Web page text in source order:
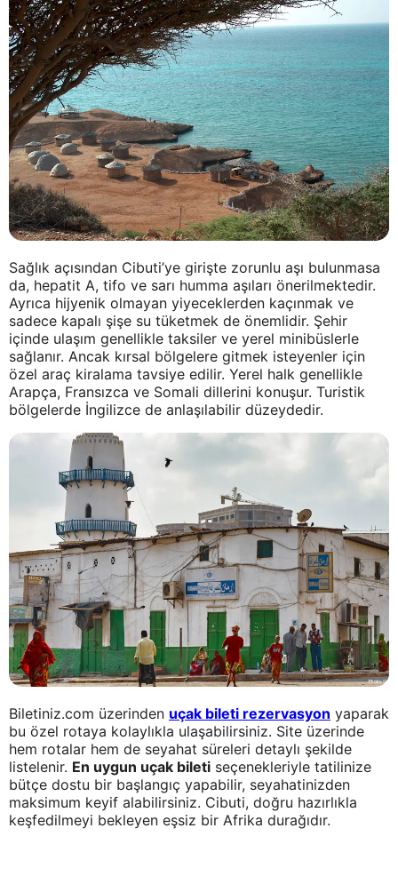
Sağlık açısından Cibuti’ye girişte zorunlu aşı bulunmasa
da, hepatit A, tifo ve sarı humma aşıları önerilmektedir.
Ayrıca hijyenik olmayan yiyeceklerden kaçınmak ve
sadece kapalı şişe su tüketmek de önemlidir. Şehir
içinde ulaşım genellikle taksiler ve yerel minibüslerle
sağlanır. Ancak kırsal bölgelere gitmek isteyenler için
özel araç kiralama tavsiye edilir. Yerel halk genellikle
Arapça, Fransızca ve Somali dillerini konuşur. Turistik
bölgelerde İngilizce de anlaşılabilir düzeydedir.
Biletiniz.com üzerinden uçak bileti rezervasyon yaparak
bu özel rotaya kolaylıkla ulaşabilirsiniz. Site üzerinde
hem rotalar hem de seyahat süreleri detaylı şekilde
listelenir. En uygun uçak bileti seçenekleriyle tatilinize
bütçe dostu bir başlangıç yapabilir, seyahatinizden
maksimum keyif alabilirsiniz. Cibuti, doğru hazırlıkla
keşfedilmeyi bekleyen eşsiz bir Afrika durağıdır.